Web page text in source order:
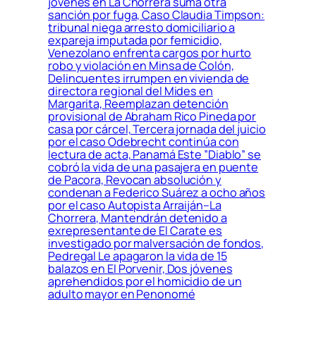
sanción por fuga, Caso Claudia Timpson:
tribunal niega arresto domiciliario a
expareja imputada por femicidio,
Venezolano enfrenta cargos por hurto
robo y violación en Minsa de Colón,
Delincuentes irrumpen en vivienda de
directora regional del Mides en
Margarita, Reemplazan detención
provisional de Abraham Rico Pineda por
casa por cárcel, Tercera jornada del juicio
por el caso Odebrecht continúa con
lectura de acta, Panamá Este ”Diablo” se
cobró la vida de una pasajera en puente
de Pacora, Revocan absolución y
condenan a Federico Suárez a ocho años
por el caso Autopista Arraiján–La
Chorrera, Mantendrán detenido a
exrepresentante de El Carate es
investigado por malversación de fondos,
Pedregal Le apagaron la vida de 15
balazos en El Porvenir, Dos jóvenes
aprehendidos por el homicidio de un
adulto mayor en Penonomé